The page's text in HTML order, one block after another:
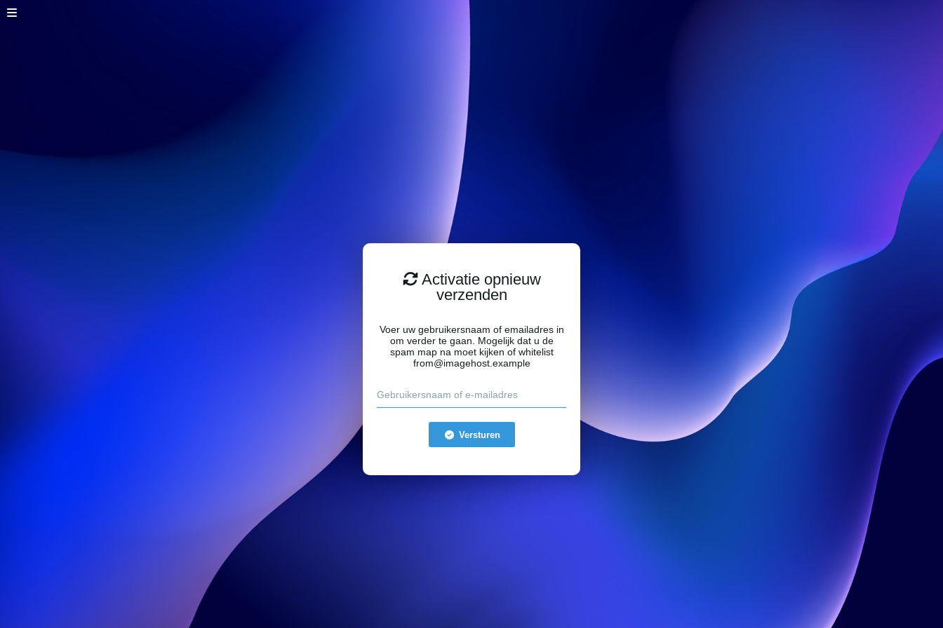
Activatie opnieuw
verzenden
Voer uw gebruikersnaam of emailadres in
om verder te gaan. Mogelijk dat u de
spam map na moet kijken of whitelist
from@imagehost.example
Versturen